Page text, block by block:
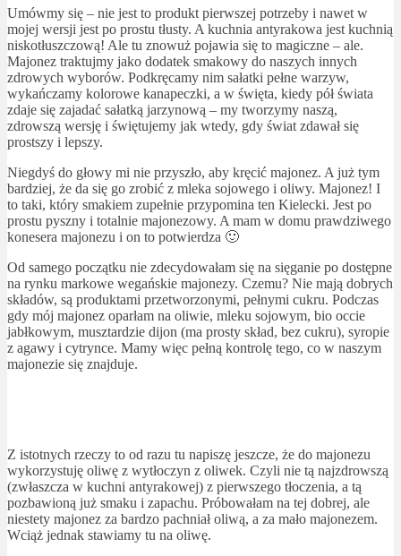
Umówmy się – nie jest to produkt pierwszej potrzeby i nawet w
mojej wersji jest po prostu tłusty. A kuchnia antyrakowa jest kuchnią
niskotłuszczową! Ale tu znowuż pojawia się to magiczne – ale.
Majonez traktujmy jako dodatek smakowy do naszych innych
zdrowych wyborów. Podkręcamy nim sałatki pełne warzyw,
wykańczamy kolorowe kanapeczki, a w święta, kiedy pół świata
zdaje się zajadać sałatką jarzynową – my tworzymy naszą,
zdrowszą wersję i świętujemy jak wtedy, gdy świat zdawał się
prostszy i lepszy.
Niegdyś do głowy mi nie przyszło, aby kręcić majonez. A już tym
bardziej, że da się go zrobić z mleka sojowego i oliwy. Majonez! I
to taki, który smakiem zupełnie przypomina ten Kielecki. Jest po
prostu pyszny i totalnie majonezowy. A mam w domu prawdziwego
konesera majonezu i on to potwierdza 🙂
Od samego początku nie zdecydowałam się na sięganie po dostępne
na rynku markowe wegańskie majonezy. Czemu? Nie mają dobrych
składów, są produktami przetworzonymi, pełnymi cukru. Podczas
gdy mój majonez oparłam na oliwie, mleku sojowym, bio occie
jabłkowym, musztardzie dijon (ma prosty skład, bez cukru), syropie
z agawy i cytrynce. Mamy więc pełną kontrolę tego, co w naszym
majonezie się znajduje.
Z istotnych rzeczy to od razu tu napiszę jeszcze, że do majonezu
wykorzystuję oliwę z wytłoczyn z oliwek. Czyli nie tą najzdrowszą
(zwłaszcza w kuchni antyrakowej) z pierwszego tłoczenia, a tą
pozbawioną już smaku i zapachu. Próbowałam na tej dobrej, ale
niestety majonez za bardzo pachniał oliwą, a za mało majonezem.
Wciąż jednak stawiamy tu na oliwę.